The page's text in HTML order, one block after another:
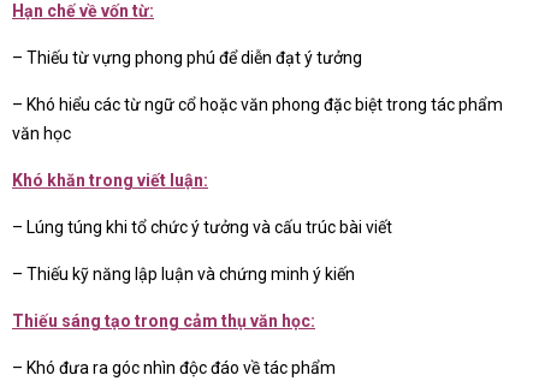
Hạn chế về vốn từ:
– Thiếu từ vựng phong phú để diễn đạt ý tưởng
– Khó hiểu các từ ngữ cổ hoặc văn phong đặc biệt trong tác phẩm
văn học
Khó khăn trong viết luận:
– Lúng túng khi tổ chức ý tưởng và cấu trúc bài viết
– Thiếu kỹ năng lập luận và chứng minh ý kiến
Thiếu sáng tạo trong cảm thụ văn học:
– Khó đưa ra góc nhìn độc đáo về tác phẩm